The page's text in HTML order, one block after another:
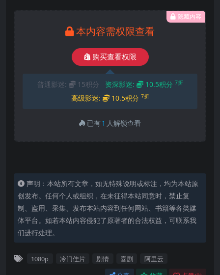
隐藏内容
本内容需权限查看
购买查看权限
普通影迷: 15积分 资深影迷: 10.5积分 7折
高级影迷: 10.5积分 7折
已有1 人解锁查看
声明：本站所有文章，如无特殊说明或标注，均为本站原
创发布。任何个人或组织，在未征得本站同意时，禁止复
制、盗用、采集、发布本站内容到任何网站、书籍等各类媒
体平台。如若本站内容侵犯了原著者的合法权益，可联系我
们进行处理。
1080p 冷门佳片 剧情 喜剧 阿里云